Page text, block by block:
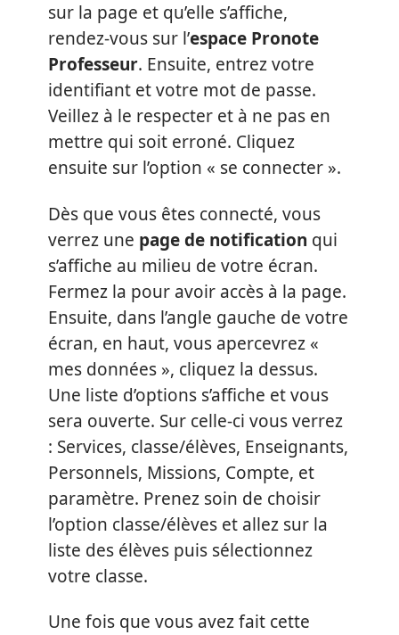
sur la page et qu’elle s’affiche,
rendez-vous sur l’espace Pronote
Professeur. Ensuite, entrez votre
identifiant et votre mot de passe.
Veillez à le respecter et à ne pas en
mettre qui soit erroné. Cliquez
ensuite sur l’option « se connecter ».
Dès que vous êtes connecté, vous
verrez une page de notification qui
s’affiche au milieu de votre écran.
Fermez la pour avoir accès à la page.
Ensuite, dans l’angle gauche de votre
écran, en haut, vous apercevrez «
mes données », cliquez la dessus.
Une liste d’options s’affiche et vous
sera ouverte. Sur celle-ci vous verrez
: Services, classe/élèves, Enseignants,
Personnels, Missions, Compte, et
paramètre. Prenez soin de choisir
l’option classe/élèves et allez sur la
liste des élèves puis sélectionnez
votre classe.
Une fois que vous avez fait cette